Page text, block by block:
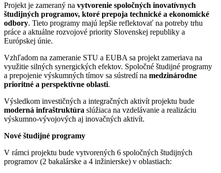
Projekt je zameraný na vytvorenie spoločných inovatívnych
študijných programov, ktoré prepoja technické a ekonomické
odbory. Tieto programy majú lepšie reflektovať na potreby trhu
práce a aktuálne rozvojové priority Slovenskej republiky a
Európskej únie.
Vzhľadom na zameranie STU a EUBA sa projekt zameriava na
využitie silných synergických efektov. Spoločné študijné programy
a prepojenie výskumných tímov sa sústredí na medzinárodne
prioritné a perspektívne oblasti.
Výsledkom investičných a integračných aktivít projektu bude
moderná infraštruktúra slúžiaca na vzdelávanie a realizáciu
výskumno-vývojových aj inovačných aktivít.
Nové študijné programy
V rámci projektu bude vytvorených 6 spoločných študijných
programov (2 bakalárske a 4 inžinierske) v oblastiach: